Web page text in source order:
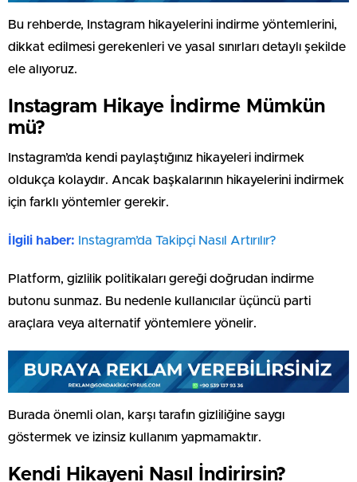
Bu rehberde, Instagram hikayelerini indirme yöntemlerini,
dikkat edilmesi gerekenleri ve yasal sınırları detaylı şekilde
ele alıyoruz.
Instagram Hikaye İndirme Mümkün
mü?
Instagram’da kendi paylaştığınız hikayeleri indirmek
oldukça kolaydır. Ancak başkalarının hikayelerini indirmek
için farklı yöntemler gerekir.
İlgili haber: Instagram’da Takipçi Nasıl Artırılır?
Platform, gizlilik politikaları gereği doğrudan indirme
butonu sunmaz. Bu nedenle kullanıcılar üçüncü parti
araçlara veya alternatif yöntemlere yönelir.
Burada önemli olan, karşı tarafın gizliliğine saygı
göstermek ve izinsiz kullanım yapmamaktır.
Kendi Hikayeni Nasıl İndirirsin?